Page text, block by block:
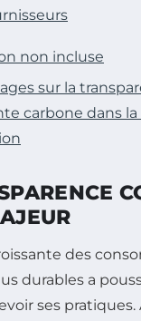
non incluse
sur la
carbone dans
des
durables a
ses pratiques.